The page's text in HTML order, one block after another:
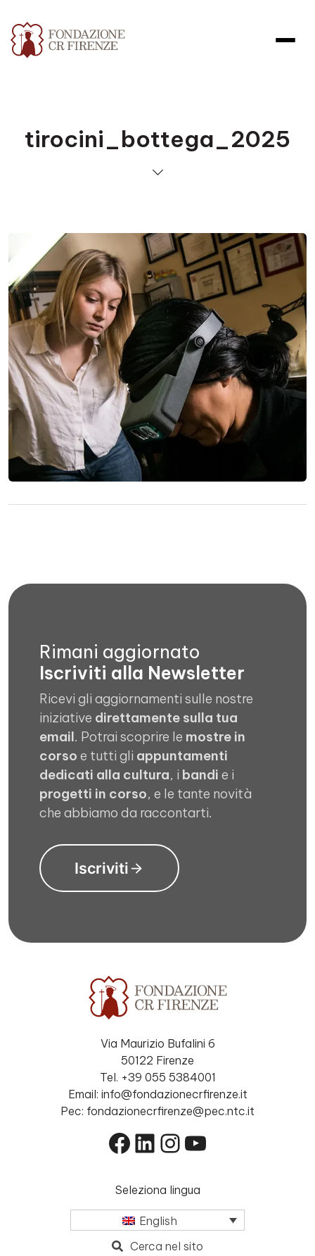
tirocini_bottega_2025
Rimani aggiornato
Iscriviti alla Newsletter
Ricevi gli aggiornamenti sulle nostre
iniziative direttamente sulla tua
email. Potrai scoprire le mostre in
corso e tutti gli appuntamenti
dedicati alla cultura, i bandi e i
progetti in corso, e le tante novità
che abbiamo da raccontarti.
Iscriviti
Via Maurizio Bufalini 6
50122 Firenze
Tel. +39 055 5384001
Email: info@fondazionecrfirenze.it
Pec: fondazionecrfirenze@pec.ntc.it
Facebook
LinkedIn
Instagram
YouTube
Seleziona lingua
English
Cerca nel sito